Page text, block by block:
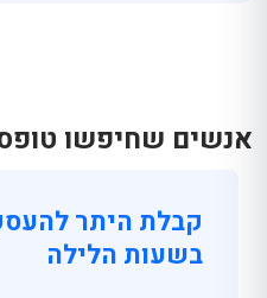
אנשים שחיפשו טופס
קבלת היתר
בשעות הלילה